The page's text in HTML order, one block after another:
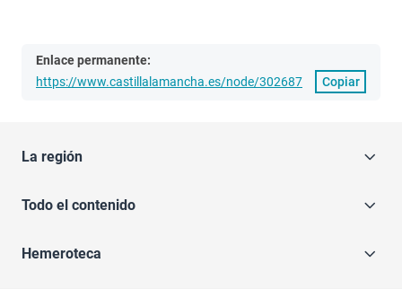
Enlace permanente:
https://www.castillalamancha.es/node/302687
Copiar
La región
Todo el contenido
Hemeroteca